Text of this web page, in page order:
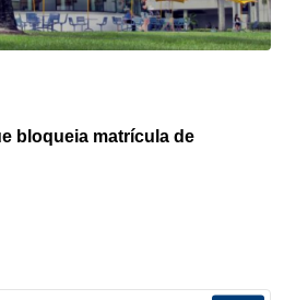
bloqueia matrícula de